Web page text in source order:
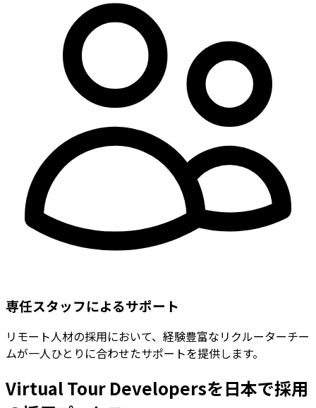
専任スタッフによるサポート
リモート人材の採用において、経験豊富なリクルーターチー
ムが一人ひとりに合わせたサポートを提供します。
Virtual Tour Developersを日本で採用